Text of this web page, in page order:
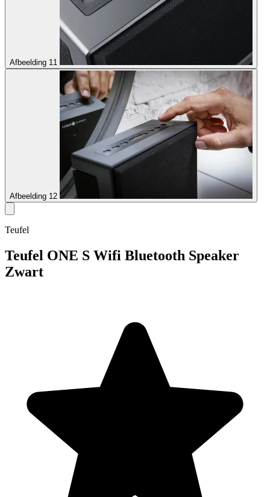
Afbeelding 11
Afbeelding 12
Teufel
Teufel ONE S Wifi Bluetooth Speaker
Zwart